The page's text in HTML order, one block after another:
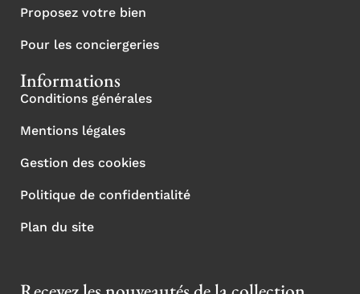
Proposez votre bien
Pour les conciergeries
Informations
Conditions générales
Mentions légales
Gestion des cookies
Politique de confidentialité
Plan du site